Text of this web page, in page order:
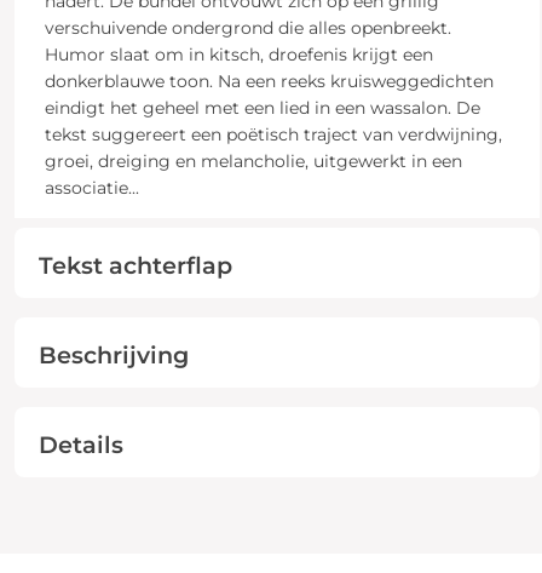
verschuivende ondergrond die alles openbreekt.
Humor slaat om in kitsch, droefenis krijgt een
donkerblauwe toon. Na een reeks kruisweggedichten
eindigt het geheel met een lied in een wassalon. De
tekst suggereert een poëtisch traject van verdwijning,
groei, dreiging en melancholie, uitgewerkt in een
associatie...
Tekst achterflap
Beschrijving
Details